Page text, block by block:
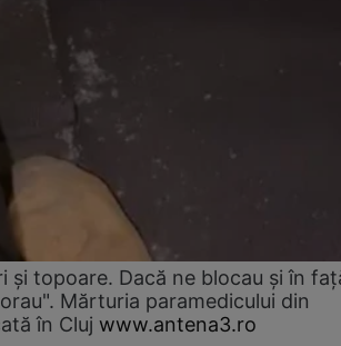
și topoare. Dacă ne blocau şi în
Mărturia paramedicului din
în Cluj www.antena3.ro